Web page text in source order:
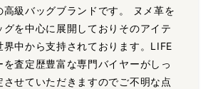
高級バッグブランドです。 ヌメ革を
グを中心に展開しておりそのアイテ
界中から支持されております。LIFE
を査定歴豊富な専門バイヤーがしっ
させていただきますのでご不明な点